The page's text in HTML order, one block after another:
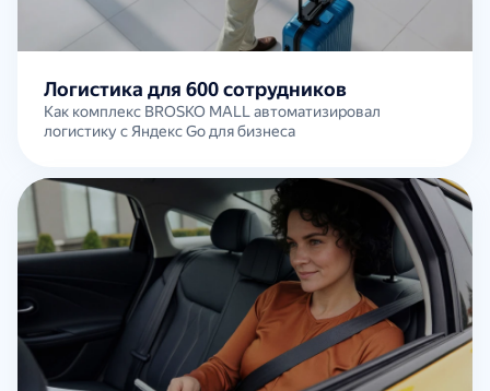
Логистика для 600 сотрудников
Как комплекс BROSKO MALL автоматизировал
логистику с Яндекс Go для бизнеса